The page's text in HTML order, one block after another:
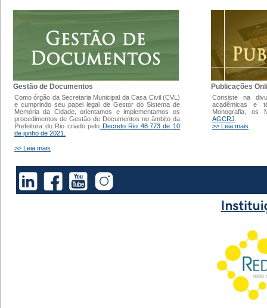
Gestão de Documentos
Como órgão da Secretaria Municipal da Casa Civil (CVL)
e cumprindo seu papel legal de Gestor do Sistema de
Memória da Cidade, orientamos e implementamos os
procedimentos de Gestão de Documentos no âmbito da
Prefeitura do Rio criado pelo Decreto Rio 48.773 de 10
de junho de 2021.
>> Leia mais
Publicações
Consiste na
acadêmicas e
Monografia, os
AGCRJ
>> Leia mais